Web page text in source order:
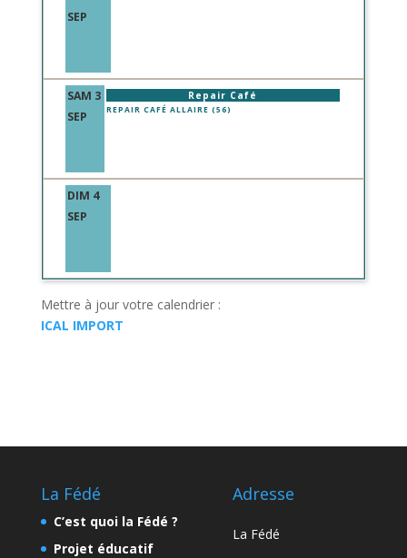
SEP
SAM 3
SEP
Repair Café
REPAIR CAFÉ ALLAIRE (56)
DIM 4
SEP
Mettre à jour votre calendrier :
ICAL IMPORT
La Fédé
C’est quoi la Fédé ?
Projet éducatif
Adresse
La Fédé